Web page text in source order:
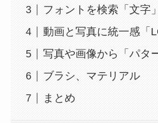
フォントを検索「文字」
動画と写真に統一感「
写真や画像から「パタ
ブラシ、マテリアル
まとめ